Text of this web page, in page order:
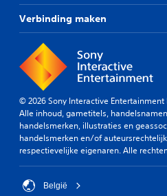
Verbinding maken
© 2026 Sony Interactive Entertainment
Alle inhoud, gametitels,
handelsmerken, illustraties en
handelsmerken en/of
respectievelijke eigenaren. Alle
België